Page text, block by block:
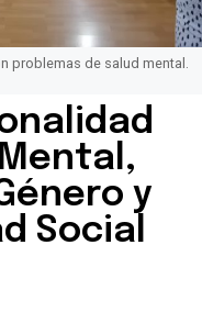
problemas de salud mental.
y
Social